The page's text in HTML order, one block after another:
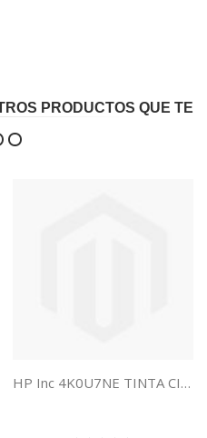
PRODUCTOS QUE TE
HP Inc 4K0U7NE TINTA CIAN HP EVOMORE 924E